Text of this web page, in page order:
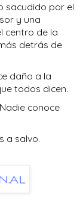
sacudido por el
y una
centro de la
detrás de
daño a la
todos dicen.
conoce
a salvo.